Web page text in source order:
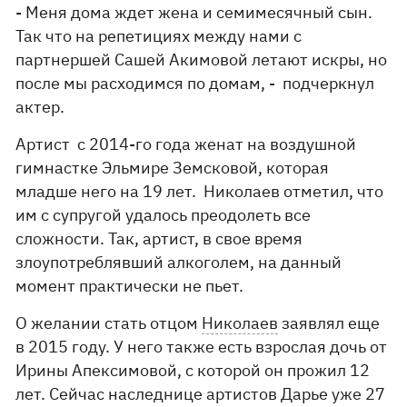
- Меня дома ждет жена и семимесячный сын.
Так что на репетициях между нами с
партнершей Сашей Акимовой летают искры, но
после мы расходимся по домам, - подчеркнул
актер.
Артист с 2014-го года женат на воздушной
гимнастке Эльмире Земсковой, которая
младше него на 19 лет. Николаев отметил, что
им с супругой удалось преодолеть все
сложности. Так, артист, в свое время
злоупотреблявший алкоголем, на данный
момент практически не пьет.
О желании стать отцом Николаев заявлял еще
в 2015 году. У него также есть взрослая дочь от
Ирины Апексимовой, с которой он прожил 12
лет. Сейчас наследнице артистов Дарье уже 27